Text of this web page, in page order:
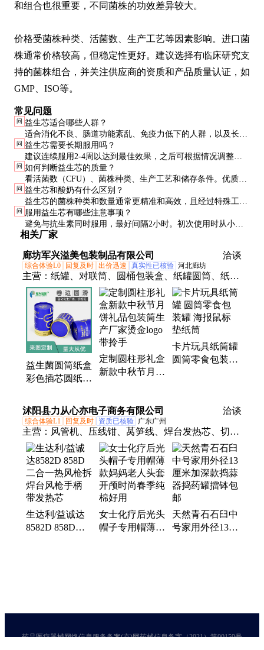
和组合也很重要，不同菌株的功效差异较大。
价格受菌株种类、活菌数、生产工艺等因素影响。进口菌
株通常价格较高，但稳定性更好。建议选择有临床研究支
持的菌株组合，并关注供应商的资质和产品质量认证，如
GMP、ISO等。
常见问题
问 益生芯适合哪些人群？
适合消化不良、肠道功能紊乱、免疫力低下的人群，以及长期
使用抗生素后的肠道菌群恢复。健康人群也可作为日常保健使
用。
问 益生芯需要长期服用吗？
建议连续服用2-4周以达到最佳效果，之后可根据情况调整剂
量或间断服用。肠道菌群的稳定需要时间，短期使用效果可能
不明显。
问 如何判断益生芯的质量？
看活菌数（CFU）、菌株种类、生产工艺和储存条件。优质产
品会标明菌株编号和临床研究支持，建议选择知名品牌和有资
质供应商。
问 益生芯和酸奶有什么区别？
益生芯的菌株种类和数量通常更精准和高效，且经过特殊工艺
保护，存活率更高。酸奶中的益生菌种类和数量相对有限，且
可能无法全部到达肠道。
问 服用益生芯有哪些注意事项？
避免与抗生素同时服用，最好间隔2小时。初次使用时从小剂
量开始，观察身体反应。储存时注意温度控制，开封后尽快使
用。
相关厂家
廊坊军兴溢美包装制品有限公司 洽谈
综合体验L0 回复及时 出价迅速 真实性已核验 河北廊坊
主营： 纸罐、对联筒、圆桶包装盒、纸罐圆筒、纸筒
包装、对联纸筒、圆筒盒、纸筒纸罐定制、牛皮纸
罐、圆筒包装、圆筒纸盒、粽子礼盒、端午礼盒、粽
子包装盒、食品纸罐、月饼礼盒、瓜子罐、圆柱礼
盒、纸罐定制、纸筒、圆筒包装盒、圆纸盒
益生菌圆筒纸盒
彩色插芯圆纸罐
罐工厂免费拿样
定制圆柱形礼盒
新款中秋节月饼
拎手
卡片玩具纸筒罐
圆筒零食包装罐
沭阳县力从心亦电子商务有限公司 洽谈
综合体验L1 回复及时 资质已核验 广东广州
主营： 风管机、压线钳、莴笋线、焊台发热芯、切割
机、塑钢线、大棚线、切割枪、p80割枪、切割嘴、
压膜线、风机盘管、割枪枪头、直柄枪头、割炬枪
线、自动端子机、静音端子机、电动端子机、塑料钢
丝绳、加长割枪头、养殖农用拉绳、多功能压银机、
多功能压线机、电极喷嘴割咀、膜线压膜大棚、水冷
暖水空调
生达利/益诚达
8582D 858D二
女士化疗后光头
帽子专用帽薄款
天然青石石臼中
号家用外径13厘
药品医疗器械网络信息服务备案(京)网药械信息备字（2021）第00159号